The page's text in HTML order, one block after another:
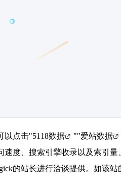
以点击"5118数据 ""爱站数据
度、搜索引擎收录以及索引
的站长进行洽谈提供。如该站